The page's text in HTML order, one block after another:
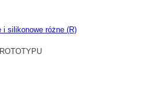
i silikonowe różne (R)